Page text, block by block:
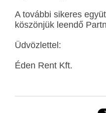
A további sikeres
köszönjük leendő
Üdvözlettel:
Éden Rent Kft.